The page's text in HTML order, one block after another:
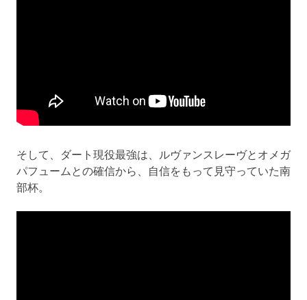
そして、ダート現役最強は、ルヴァンスレーヴとオメガ
パフュームとの確信から、自信をもって見守っていた南
部杯。